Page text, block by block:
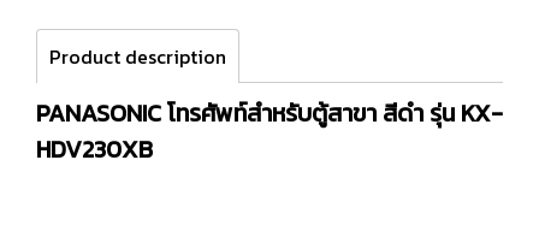
Product description
PANASONIC โทรศัพท์สำหรับตู้สาขา สีดำ รุ่น KX-
HDV230XB